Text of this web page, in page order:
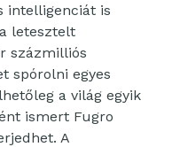
intelligenciát is
letesztelt
százmilliós
spórolni egyes
a világ egyik
ismert Fugro
A